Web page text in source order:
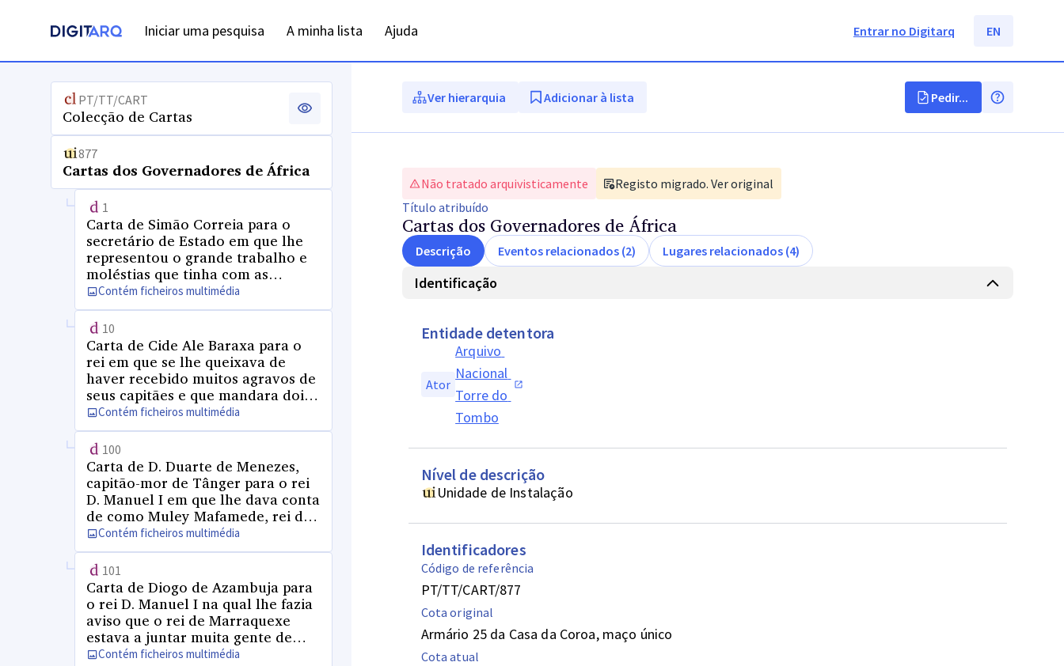
Iniciar uma pesquisa A minha lista Ajuda Entrar no Digitarq EN
PT/TT/CART
Colecção de Cartas
877
Cartas dos Governadores de África
1
Carta de Simão Correia para o
secretário de Estado em que lhe
representou o grande trabalho e
moléstias que tinha com as
importunações dos mouros e com
os seus negócios
Contém ficheiros multimédia
10
Carta de Cide Ale Baraxa para o
rei em que se lhe queixava de
haver recebido muitos agravos de
seus capitães e que mandara dois
mouros de sua casa a Alcácer para
venderem dois cavalos e levarem
cartas dos cativos cristãos, e que
D. João de Sousa, capitão daquele
lugar os prendera em ferros e
mandara os cavalos para a sua
estrebaria, pedindo-lhe fizesse
justiça
Contém ficheiros multimédia
100
Carta de D. Duarte de Menezes,
capitão-mor de Tânger para o rei
D. Manuel I em que lhe dava conta
de como Muley Mafamede, rei de
Fez, havia muitos dias que estava
em Alcácer Quibir, com intenção
de acometer àquela cidade
Contém ficheiros multimédia
101
Carta de Diogo de Azambuja para
o rei D. Manuel I na qual lhe fazia
aviso que o rei de Marraquexe
estava a juntar muita gente de
alarves para atacar aquela cidade
Contém ficheiros multimédia
Ver hierarquia Adicionar à lista Pedir...
Não tratado arquivisticamente
Registo migrado. Ver original
Título atribuído
Cartas dos Governadores de África
Descrição Eventos relacionados (2) Lugares relacionados (4)
Identificação
Entidade detentora
Ator
Arquivo
Nacional
Torre do
Tombo
Nível de descrição
Unidade de Instalação
Identificadores
Código de referência
PT/TT/CART/877
Cota original
Armário 25 da Casa da Coroa, maço único
Cota atual